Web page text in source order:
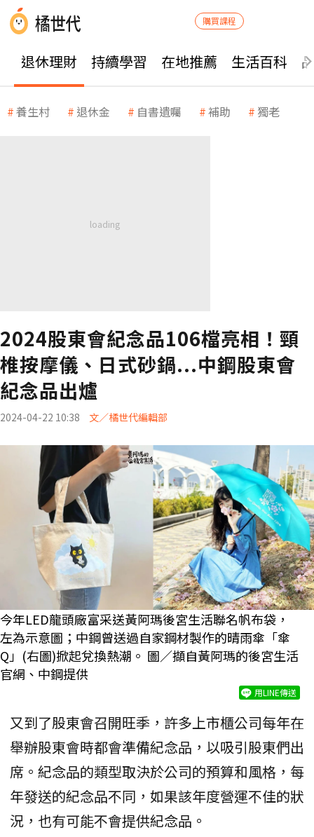
購買課程
退休理財 持續學習 在地推薦 生活百科
養生村 退休金 自書遺囑 補助 獨老
2024股東會紀念品106檔亮相！頸
椎按摩儀、日式砂鍋...中鋼股東會
紀念品出爐
2024-04-22 10:38 文／橘世代編輯部
今年LED龍頭廠富采送黃阿瑪後宮生活聯名帆布袋，
左為示意圖；中鋼曾送過自家鋼材製作的晴雨傘「傘
Q」(右圖)掀起兌換熱潮。 圖／擷自黃阿瑪的後宮生活
官網、中鋼提供
用LINE傳送
又到了股東會召開旺季，許多上市櫃公司每年在
舉辦股東會時都會準備紀念品，以吸引股東們出
席。紀念品的類型取決於公司的預算和風格，每
年發送的紀念品不同，如果該年度營運不佳的狀
況，也有可能不會提供紀念品。